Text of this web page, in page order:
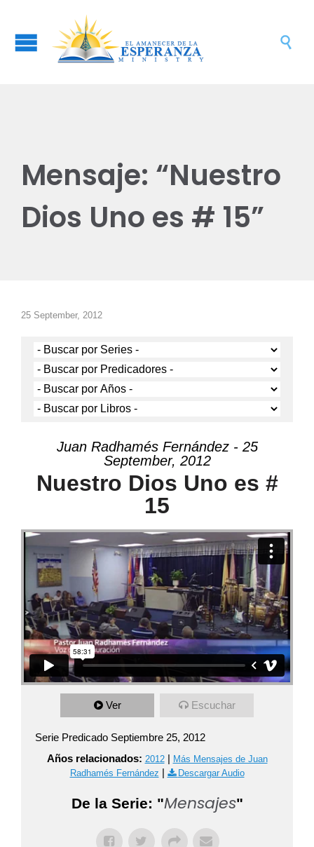

Mensaje: “Nuestro
Dios Uno es # 15”
25 September, 2012
Juan Radhamés Fernández - 25
September, 2012
Nuestro Dios Uno es #
15
Ver Escuchar
Serie Predicado Septiembre 25, 2012
Años relacionados: 2012| Más Mensajes de Juan
Radhamés Fernández | Descargar Audio
De la Serie: "Mensajes"